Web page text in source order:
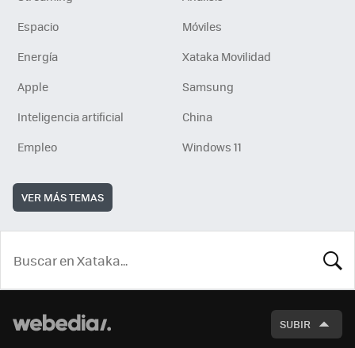
Espacio
Móviles
Energía
Xataka Movilidad
Apple
Samsung
Inteligencia artificial
China
Empleo
Windows 11
VER MÁS TEMAS
SUBIR